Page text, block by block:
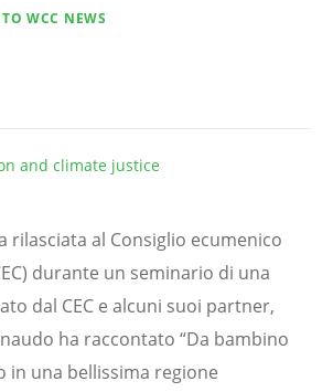
WCC NEWS
and climate justice
rilasciata al Consiglio ecumenico
durante un seminario di una
dal CEC e alcuni suoi partner,
ha raccontato “Da bambino
in una bellissima regione